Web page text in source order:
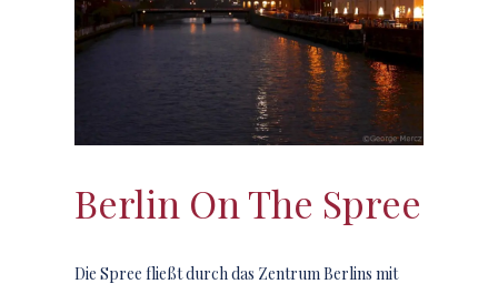
Berlin On The Spree
Die Spree fließt durch das Zentrum Berlins mit